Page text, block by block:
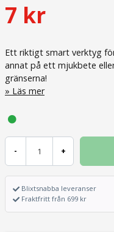
7 kr
Ett riktigt smart verktyg
annat på ett mjukbete
gränserna!
Läs mer
- +
Blixtsnabba leveranser
Fraktfritt från 699 kr